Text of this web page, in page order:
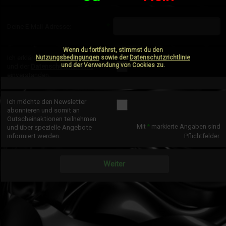
Ich erkläre mich mit denAGBs
Datenschutzrichtlinie
*
Ich möchte den Newsletter
abonnieren und somit an
Gutscheinaktionen teilnehmen
und über spezielle Angebote
informiert werden.
Mit *markierte Angaben sind
Pflichtfelder.
Weiter
Wenn du fortfährst, stimmst du den
Nutzungsbedingungen sowie der Datenschutzrichtlinie
und der Verwendung von Cookies zu.